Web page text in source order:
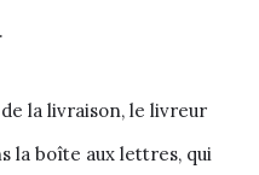
la livraison, le livreur
la boîte aux lettres, qui